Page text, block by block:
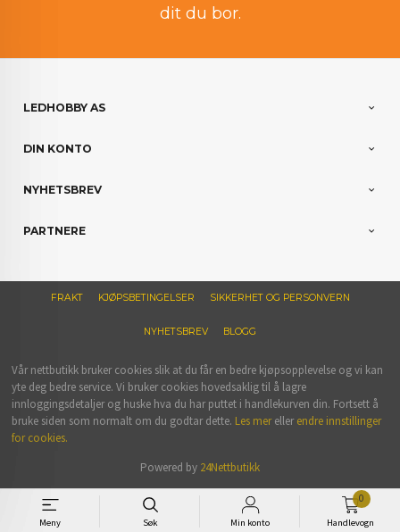
Meny Søk Min konto Handlevogn
0
dit du bor.
LEDHOBBY AS
DIN KONTO
NYHETSBREV
PARTNERE
FRAKT KJØPSBETINGELSER SIKKERHET OG PERSONVERN
NYHETSBREV BLOGG
Vår nettbutikk bruker cookies slik at du får en bedre kjøpsopplevelse og vi kan
yte deg bedre service. Vi bruker cookies hovedsaklig til å lagre
innloggingsdetaljer og huske hva du har puttet i handlekurven din. Fortsett å
bruke siden som normalt om du godtar dette. Les merellerendre innstillinger
for cookies.
Powered by 24Nettbutikk